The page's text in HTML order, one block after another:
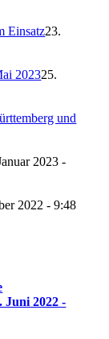
Einsatz23.
202325.
und
2023 -
2022 - 9:48
Juni 2022 -